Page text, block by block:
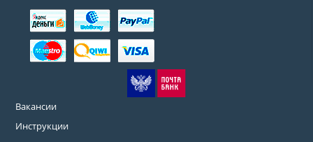
Вакансии
Инструкции